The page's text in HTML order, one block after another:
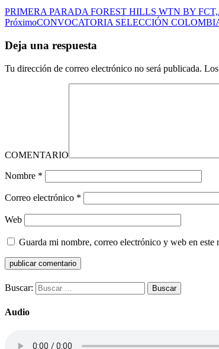
PRIMERA PARADA FOREST HILLS WTN BY FCT,
PróximoCONVOCATORIA SELECCIÓN
Deja una respuesta
Tu dirección de correo electrónico no será publicada.
COMENTARIO
Nombre *
Correo electrónico *
Web
Guarda mi nombre, correo electrónico y web en este
Buscar:
Audio